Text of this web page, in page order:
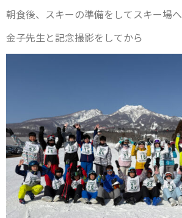
朝食後、スキーの準備をしてスキー場へ
金子先生と記念撮影をしてから